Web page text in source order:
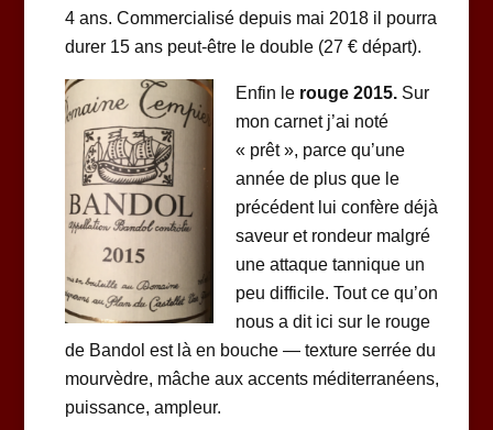
4 ans. Commercialisé depuis mai 2018 il pourra
durer 15 ans peut-être le double (27 € départ).
Enfin le rouge 2015. Sur
mon carnet j’ai noté
« prêt », parce qu’une
année de plus que le
précédent lui confère déjà
saveur et rondeur malgré
une attaque tannique un
peu difficile. Tout ce qu’on
nous a dit ici sur le rouge
de Bandol est là en bouche — texture serrée du
mourvèdre, mâche aux accents méditerranéens,
puissance, ampleur.